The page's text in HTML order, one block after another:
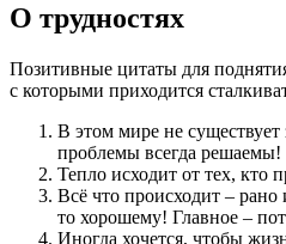
О трудностях
Позитивные цитаты для
с которыми приходится
В этом мире не
проблемы всегда решаемы!
Тепло исходит от тех, кто
Всё что происходит –
то хорошему! Главное –
Иногда хочется, чтобы